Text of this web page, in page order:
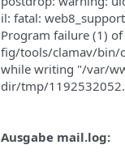
il: fatal:
Program failure (1)
fig/tools/clamav/bin/
while writing "/var/
dir/tmp/
Ausgabe mail.log: